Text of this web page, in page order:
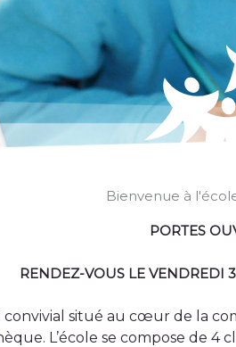
Bienvenue à
PORTES
RENDEZ-VOUS LE VENDREDI
convivial situé au cœur de la
L’école se compose de 4